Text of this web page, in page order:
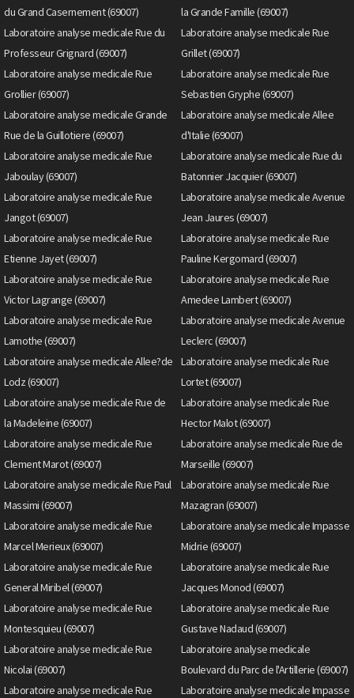
du Grand Casernement (69007)
la Grande Famille (69007)
Laboratoire analyse medicale Rue du
Professeur Grignard (69007)
Laboratoire analyse medicale Rue
Grillet (69007)
Laboratoire analyse medicale Rue
Grollier (69007)
Laboratoire analyse medicale Rue
Sebastien Gryphe (69007)
Laboratoire analyse medicale Grande
Rue de la Guillotiere (69007)
Laboratoire analyse medicale Allee
d'Italie (69007)
Laboratoire analyse medicale Rue
Jaboulay (69007)
Laboratoire analyse medicale Rue du
Batonnier Jacquier (69007)
Laboratoire analyse medicale Rue
Jangot (69007)
Laboratoire analyse medicale Avenue
Jean Jaures (69007)
Laboratoire analyse medicale Rue
Etienne Jayet (69007)
Laboratoire analyse medicale Rue
Pauline Kergomard (69007)
Laboratoire analyse medicale Rue
Victor Lagrange (69007)
Laboratoire analyse medicale Rue
Amedee Lambert (69007)
Laboratoire analyse medicale Rue
Lamothe (69007)
Laboratoire analyse medicale Avenue
Leclerc (69007)
Laboratoire analyse medicale Allee?de
Lodz (69007)
Laboratoire analyse medicale Rue
Lortet (69007)
Laboratoire analyse medicale Rue de
la Madeleine (69007)
Laboratoire analyse medicale Rue
Hector Malot (69007)
Laboratoire analyse medicale Rue
Clement Marot (69007)
Laboratoire analyse medicale Rue de
Marseille (69007)
Laboratoire analyse medicale Rue Paul
Massimi (69007)
Laboratoire analyse medicale Rue
Mazagran (69007)
Laboratoire analyse medicale Rue
Marcel Merieux (69007)
Laboratoire analyse medicale Impasse
Midrie (69007)
Laboratoire analyse medicale Rue
General Miribel (69007)
Laboratoire analyse medicale Rue
Jacques Monod (69007)
Laboratoire analyse medicale Rue
Montesquieu (69007)
Laboratoire analyse medicale Rue
Gustave Nadaud (69007)
Laboratoire analyse medicale Rue
Nicolai (69007)
Laboratoire analyse medicale
Boulevard du Parc de l'Artillerie (69007)
Laboratoire analyse medicale Rue
Laboratoire analyse medicale Impasse